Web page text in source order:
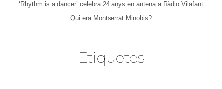
‘Rhythm is a dancer’ celebra 24 anys en antena a Ràdio Vilafant
Qui era Montserrat Minobis?
Etiquetes